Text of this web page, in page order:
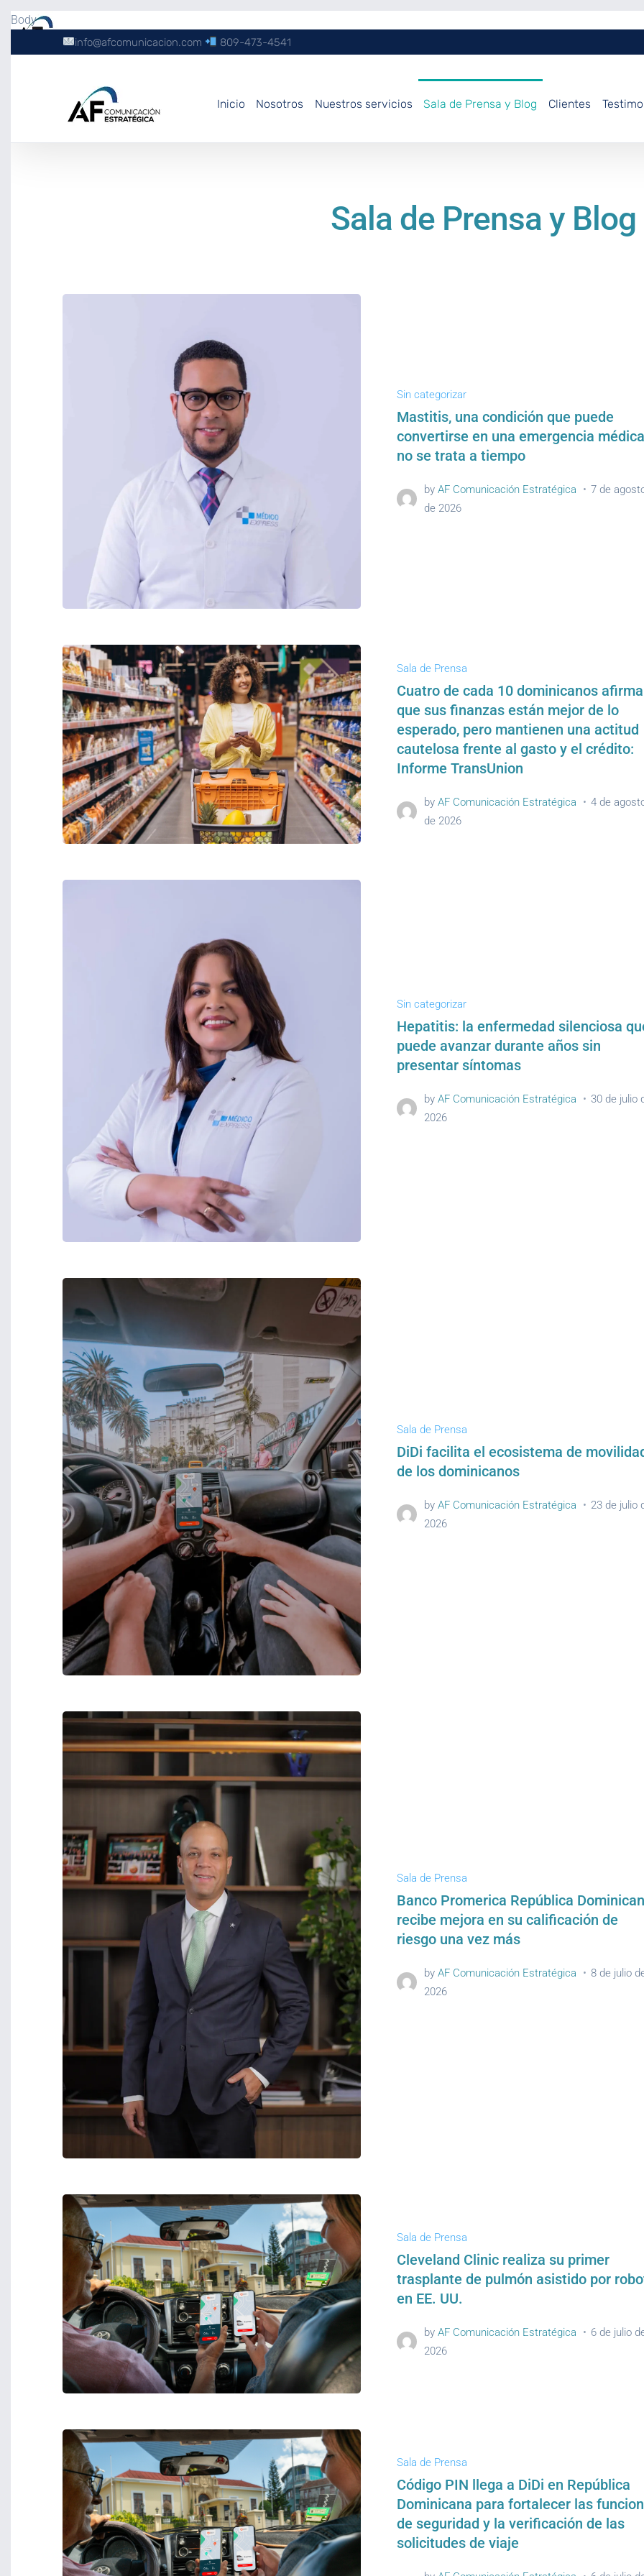
Body
info@afcomunicacion.com 809-473-4541
Inicio Nosotros Nuestros servicios Sala de Prensa y Blog Clientes
Sala de Prensa y Blog
Sin categorizar
Mastitis, una condición que puede
convertirse en una emergencia
no se trata a tiempo
by AF Comunicación Estratégica
7 de
de 2026
Sala de Prensa
Cuatro de cada 10 dominicanos
que sus finanzas están mejor de lo
esperado, pero mantienen una actitud
cautelosa frente al gasto y el crédito:
Informe TransUnion
by AF Comunicación Estratégica
4 de
de 2026
Sin categorizar
Hepatitis: la enfermedad silenciosa
puede avanzar durante años sin
presentar síntomas
by AF Comunicación Estratégica
30 de julio
2026
Sala de Prensa
DiDi facilita el ecosistema de
de los dominicanos
by AF Comunicación Estratégica
23 de julio
2026
Sala de Prensa
Banco Promerica República
recibe mejora en su calificación de
riesgo una vez más
by AF Comunicación Estratégica
8 de julio
2026
Sala de Prensa
Cleveland Clinic realiza su primer
trasplante de pulmón asistido por
en EE. UU.
by AF Comunicación Estratégica
6 de julio
2026
Sala de Prensa
Código PIN llega a DiDi en República
Dominicana para fortalecer las
de seguridad y la verificación de las
solicitudes de viaje